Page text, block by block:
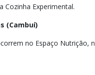
Cozinha Experimental.
(Cambuí)
no Espaço Nutrição,